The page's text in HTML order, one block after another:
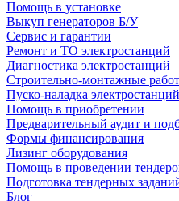
Помощь в установке
Выкуп генераторов Б/У
Сервис и гарантии
Ремонт и ТО электростанций
Диагностика электростанций
Строительно-монтажные
Пуско-наладка электростанций
Помощь в приобретении
Предварительный аудит и
Формы финансирования
Лизинг оборудования
Помощь в проведении
Подготовка тендерных
Блог